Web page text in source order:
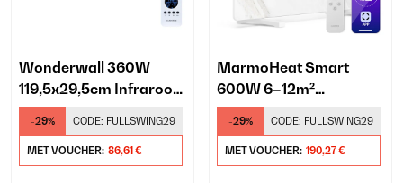
Wonderwall 360W
119,5x29,5cm Infrarood
Paneel Wit
-29% CODE: FULLSWING29
MET VOUCHER: 86,61 €
MarmoHeat Smart
600W 6–12m²
Infrarood Verwarming
Vrijstaand​ Wit
-29% CODE: FULLSWING29
MET VOUCHER: 190,27 €